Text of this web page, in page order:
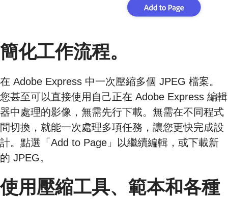
簡化工作流程。
在 Adobe Express 中一次壓縮多個 JPEG 檔案。
您甚至可以直接使用自己正在 Adobe Express 編輯
器中處理的影像，無需先行下載。無需在不同程式
間切換，就能一次處理多項任務，讓您更快完成設
計。點選「Add to Page」以繼續編輯，或下載新
的 JPEG。
使用壓縮工具、範本和各種